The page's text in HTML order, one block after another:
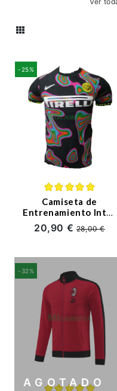
Premier League
Bundesliga
Otras Ligas
Ropa de
Jugadores
-25%
(6)
Camiseta de
Entrenamiento Inter
De Milan 2020/2021
Negro
20,90 €28,00 €
-32%
AGOTADO